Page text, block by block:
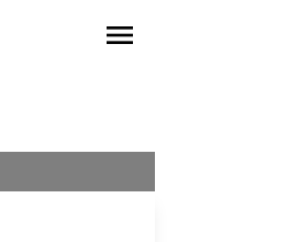
menu